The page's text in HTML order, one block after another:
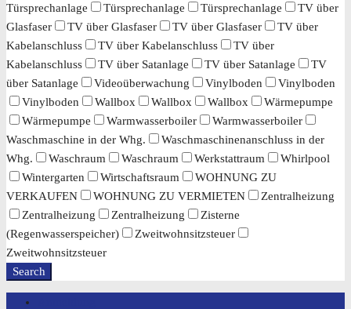
Türsprechanlage Türsprechanlage Türsprechanlage
TV über
Glasfaser
TV über Glasfaser TV über Glasfaser
TV über
Kabelanschluss
TV über Kabelanschluss
TV über
Kabelanschluss
TV über Satanlage TV über Satanlage
TV
über Satanlage
Videoüberwachung Vinylboden
Vinylboden
Vinylboden
Wallbox Wallbox Wallbox
Wärmepumpe
Wärmepumpe
Warmwasserboiler
Warmwasserboiler
Waschmaschine in der Whg.
Waschmaschinenanschluss in der
Whg.
Waschraum Waschraum Werkstattraum
Whirlpool
Wintergarten
Wirtschaftsraum
WOHNUNG ZU
VERKAUFEN
WOHNUNG ZU VERMIETEN
Zentralheizung
Zentralheizung
Zentralheizung
Zisterne
(Regenwasserspeicher)
Zweitwohnsitzsteuer
Zweitwohnsitzsteuer
Search